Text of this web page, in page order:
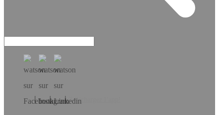
Téléchargez l’app!